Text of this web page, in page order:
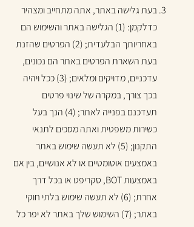
בעת גלישה באתר, אתה מתחייב ומצהיר
כדלקמן: (1) הגלישה באתר והשימוש הם
באחריותך הבלעדית; (2) הפרטים שהזנת
בעת השארת הפרטים באתר הם נכונים,
עדכניים, מדויקים ומלאים; (3) ככל ויהיה
בכך צורך, במקרה של שינוי פרטים
תעדכנם בפנייה לאתר; (4) הנך בעל
כשירות משפטית ואתה מסכים לתנאי
התקנון; (5) לא תעשה שימוש באתר
באמצעים אוטומטיים או לא אנושיים, בין אם
באמצעות BOT, סקריפט או בכל דרך
אחרת; (6) לא תעשה שימוש בלתי חוקי
באתר; (7) השימוש שלך באתר לא יפר כל